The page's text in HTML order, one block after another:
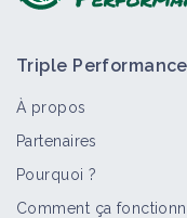
Triple Performance
À propos
Partenaires
Pourquoi ?
Comment ça